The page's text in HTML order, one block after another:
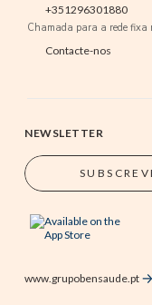
+351296301880
Chamada para a rede fixa
Contacte-nos
NEWSLETTER
www.grupobensaude.pt